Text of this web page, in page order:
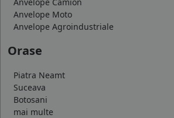
Anvelope Moto
Anvelope Agroindustriale
Orase
Piatra Neamt
Suceava
Botosani
mai multe